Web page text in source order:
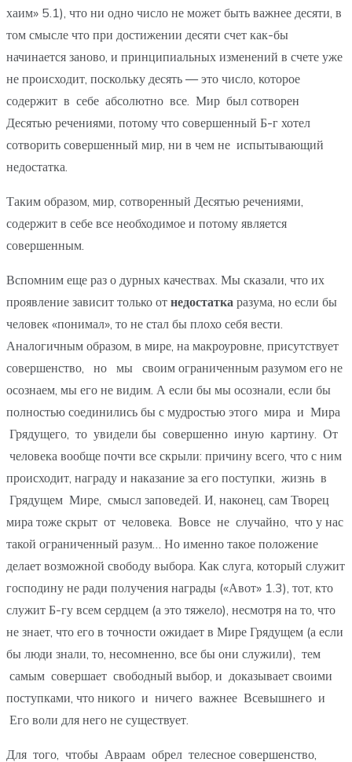
хаим» 5.1), что ни одно число не может быть важнее десяти, в
том смысле что при достижении десяти счет как-бы
начинается заново, и принципиальных изменений в счете уже
не происходит, поскольку десять — это число, которое
содержит в себе абсолютно все. Мир был сотворен
Десятью речениями, потому что совершенный Б-г хотел
сотворить совершенный мир, ни в чем не испытывающий
недостатка.
Таким образом, мир, сотворенный Десятью речениями,
содержит в себе все необходимое и потому является
совершенным.
Вспомним еще раз о дурных качествах. Мы сказали, что их
проявление зависит только от недостатка разума, но если бы
человек «понимал», то не стал бы плохо себя вести.
Аналогичным образом, в мире, на макроуровне, присутствует
совершенство, но мы своим ограниченным разумом его не
осознаем, мы его не видим. А если бы мы осознали, если бы
полностью соединились бы с мудростью этого мира и Мира
Грядущего, то увидели бы совершенно иную картину. От
человека вообще почти все скрыли: причину всего, что с ним
происходит, награду и наказание за его поступки, жизнь в
Грядущем Мире, смысл заповедей. И, наконец, сам Творец
мира тоже скрыт от человека. Вовсе не случайно, что у нас
такой ограниченный разум… Но именно такое положение
делает возможной свободу выбора. Как слуга, который служит
господину не ради получения награды («Авот» 1.3), тот, кто
служит Б-гу всем сердцем (а это тяжело), несмотря на то, что
не знает, что его в точности ожидает в Мире Грядущем (а если
бы люди знали, то, несомненно, все бы они служили), тем
самым совершает свободный выбор, и доказывает своими
поступками, что никого и ничего важнее Всевышнего и
Его воли для него не существует.
Для того, чтобы Авраам обрел телесное совершенство,